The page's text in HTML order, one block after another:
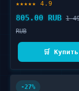
FIXING SPRAY
★★★★★ 4.9
805.00 RUB 1
RUB
🛒 Купить
-27%